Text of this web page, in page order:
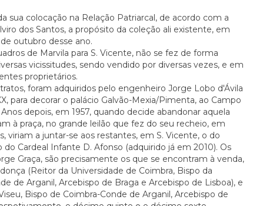
sua colocação na Relação Patriarcal, de acordo com a
dos Santos, a propósito da coleção ali existente, em
outubro desse ano.
de Marvila para S. Vicente, não se fez de forma
vicissitudes, sendo vendido por diversas vezes, e em
proprietários.
foram adquiridos pelo engenheiro Jorge Lobo d'Ávila
para decorar o palácio Galvão-Mexia/Pimenta, ao Campo
depois, em 1957, quando decide abandonar aquela
à praça, no grande leilão que fez do seu recheio, em
viriam a juntar-se aos restantes, em S. Vicente, o do
Cardeal Infante D. Afonso (adquirido já em 2010). Os
Graça, são precisamente os que se encontram à venda,
(Reitor da Universidade de Coimbra, Bispo da
de Arganil, Arcebispo de Braga e Arcebispo de Lisboa), e
Bispo de Coimbra-Conde de Arganil, Arcebispo de